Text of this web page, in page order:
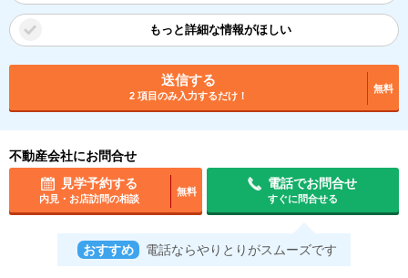
もっと詳細な情報がほしい
送信する
2 項目のみ入力するだけ！
無料
不動産会社にお問合せ
見学予約する
内見・お店訪問の相談
無料
電話でお問合せ
すぐに問合せる
おすすめ 電話ならやりとりがスムーズです